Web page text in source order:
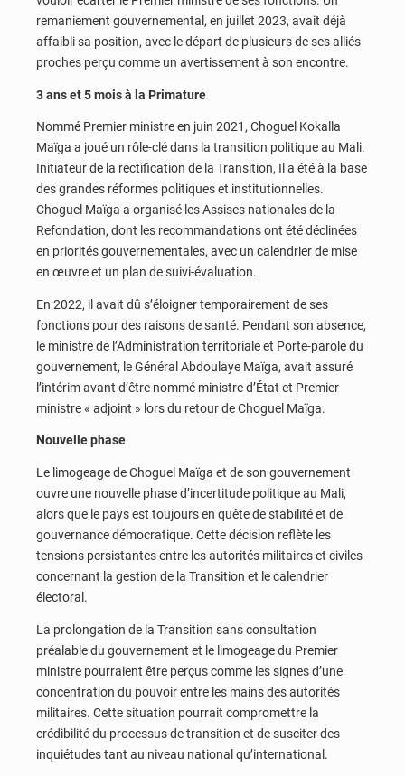
remaniement gouvernemental, en juillet 2023, avait déjà
affaibli sa position, avec le départ de plusieurs de ses alliés
proches perçu comme un avertissement à son encontre.
3 ans et 5 mois à la Primature
Nommé Premier ministre en juin 2021, Choguel Kokalla
Maïga a joué un rôle-clé dans la transition politique au Mali.
Initiateur de la rectification de la Transition, Il a été à la base
des grandes réformes politiques et institutionnelles.
Choguel Maïga a organisé les Assises nationales de la
Refondation, dont les recommandations ont été déclinées
en priorités gouvernementales, avec un calendrier de mise
en œuvre et un plan de suivi-évaluation.
En 2022, il avait dû s’éloigner temporairement de ses
fonctions pour des raisons de santé. Pendant son absence,
le ministre de l’Administration territoriale et Porte-parole du
gouvernement, le Général Abdoulaye Maïga, avait assuré
l’intérim avant d’être nommé ministre d’État et Premier
ministre « adjoint » lors du retour de Choguel Maïga.
Nouvelle phase
Le limogeage de Choguel Maïga et de son gouvernement
ouvre une nouvelle phase d’incertitude politique au Mali,
alors que le pays est toujours en quête de stabilité et de
gouvernance démocratique. Cette décision reflète les
tensions persistantes entre les autorités militaires et civiles
concernant la gestion de la Transition et le calendrier
électoral.
La prolongation de la Transition sans consultation
préalable du gouvernement et le limogeage du Premier
ministre pourraient être perçus comme les signes d’une
concentration du pouvoir entre les mains des autorités
militaires. Cette situation pourrait compromettre la
crédibilité du processus de transition et de susciter des
inquiétudes tant au niveau national qu’international.